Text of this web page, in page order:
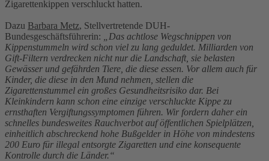
Zigarettenkippen verschluckt hatten.
Dazu Barbara Metz, Stellvertretende DUH-
Bundesgeschäftsführerin:
„Das achtlose Wegschnippen von
Kippenstummeln wird schon viel zu lang geduldet. Milliarden von
Gift-Filtern verdrecken nicht nur die Landschaft, sie belasten
Gewässer und gefährden Tiere, die diese essen. Vor allem auch für
Kinder, die diese in den Mund nehmen, stellen die
Zigarettenstummel ein großes Gesundheitsrisiko dar. Bei
Kleinkindern kann schon eine einzige verschluckte Kippe zu
ernsthaften Vergiftungssymptomen führen. Wir fordern daher ein
schnelles bundesweites Rauchverbot auf öffentlichen Spielplätzen,
einheitlich abschreckend hohe Bußgelder in Höhe von mindestens
200 Euro für illegal entsorgte Zigaretten und eine konsequente
Kontrolle durch die Länder.“